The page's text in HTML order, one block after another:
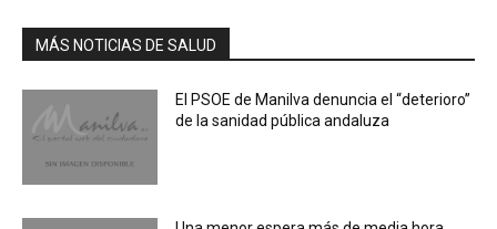
MÁS NOTICIAS DE SALUD
El PSOE de Manilva denuncia el “deterioro”
de la sanidad pública andaluza